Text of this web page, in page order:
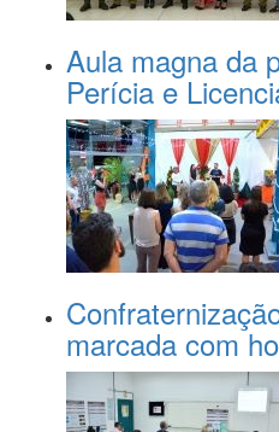
Aula magna da
Perícia e
marcada com